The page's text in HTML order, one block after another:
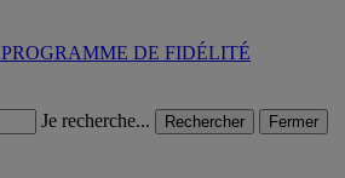
PROGRAMME DE FIDÉLITÉ
Je recherche... Rechercher
Fermer